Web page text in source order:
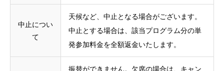
中止につい
て
天候など、中止となる場合がございます。
中止とする場合は、該当プログラム分の単
発参加料金を全額返金いたします。
振替ができません。欠席の場合は、キャン